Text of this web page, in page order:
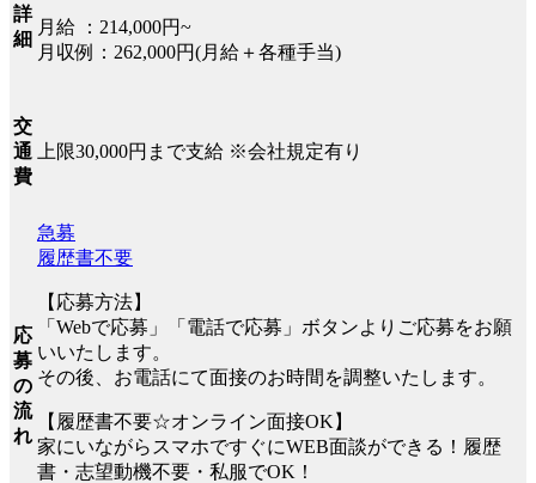
詳
細
月給 ：214,000円~
月収例：262,000円(月給＋各種手当)
交
通
費
上限30,000円まで支給 ※会社規定有り
応
募
の
流
れ
急募
履歴書不要
【応募方法】
「Webで応募」「電話で応募」ボタンよりご応募をお願
いいたします。
その後、お電話にて面接のお時間を調整いたします。
【履歴書不要☆オンライン面接OK】
家にいながらスマホですぐにWEB面談ができる！履歴
書・志望動機不要・私服でOK！